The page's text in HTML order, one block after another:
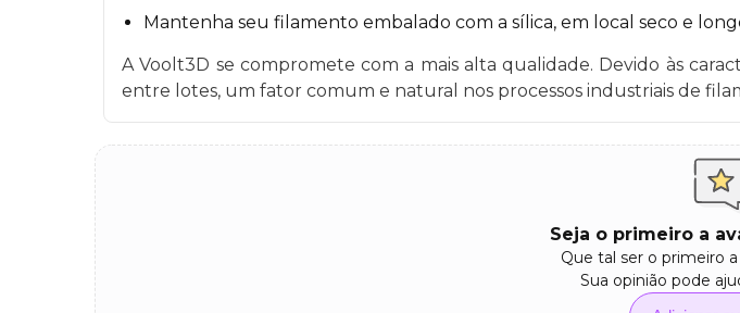
Mantenha seu filamento embalado com a sílica, em local seco e
A Voolt3D se compromete com a mais alta qualidade. Devido às
entre lotes, um fator comum e natural nos processos industriais de
Seja o primeiro a
Que tal ser o primeiro
Sua opinião pode